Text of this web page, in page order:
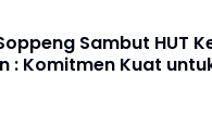
Sambut HUT
: Komitmen Kuat